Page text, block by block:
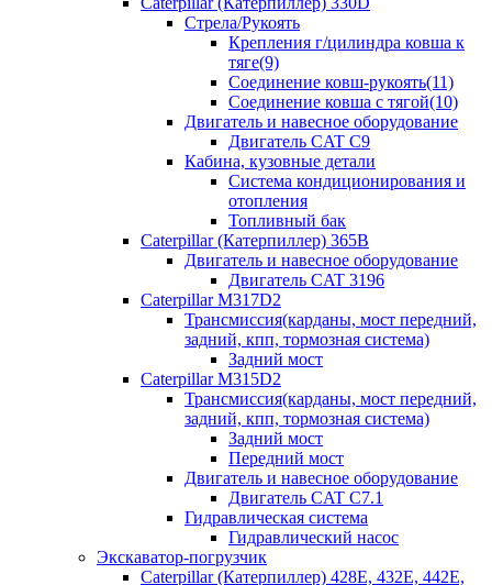
Стрела/Рукоять
Крепления г/цилиндра ковша к
тяге(9)
Соединение ковш-рукоять(11)
Соединение ковша с тягой(10)
Двигатель и навесное оборудование
Двигатель CAT C9
Кабина, кузовные детали
Система кондиционирования и
отопления
Топливный бак
Caterpillar (Катерпиллер) 365B
Двигатель и навесное оборудование
Двигатель CAT 3196
Caterpillar M317D2
Трансмиссия(карданы, мост передний,
задний, кпп, тормозная система)
Задний мост
Caterpillar M315D2
Трансмиссия(карданы, мост передний,
задний, кпп, тормозная система)
Задний мост
Передний мост
Двигатель и навесное оборудование
Двигатель CAT C7.1
Гидравлическая система
Гидравлический насос
Экскаватор-погрузчик
Caterpillar (Катерпиллер) 428E, 432E, 442E,